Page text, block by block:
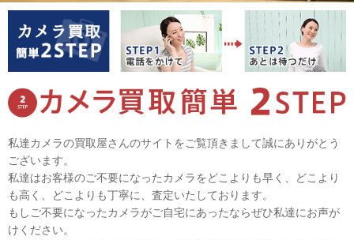
私達カメラの買取屋さんのサイトをご覧頂きまして誠にありがとう
ございます。
私達はお客様のご不要になったカメラをどこよりも早く、どこより
も高く、どこよりも丁寧に、査定いたしております。
もしご不要になったカメラがご自宅にあったならぜひ私達にお声が
けください。